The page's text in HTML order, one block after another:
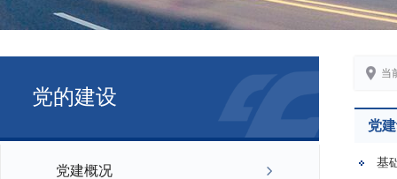
党的建设
党建概况
当
党
基